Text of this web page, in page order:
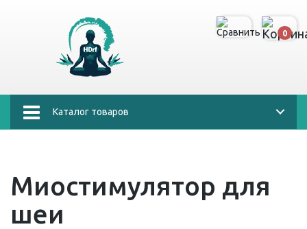
0
Каталог товаров
Миостимулятор для
шеи